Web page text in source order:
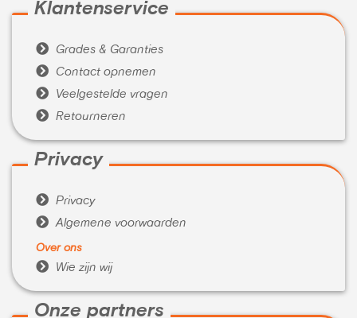
Klantenservice
 Grades & Garanties
 Contact opnemen
 Veelgestelde vragen
 Retourneren
Privacy
 Privacy
 Algemene voorwaarden
Over ons
 Wie zijn wij
Onze partners